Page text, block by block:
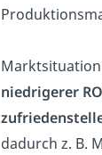
niedrigerer
dadurch z. B.